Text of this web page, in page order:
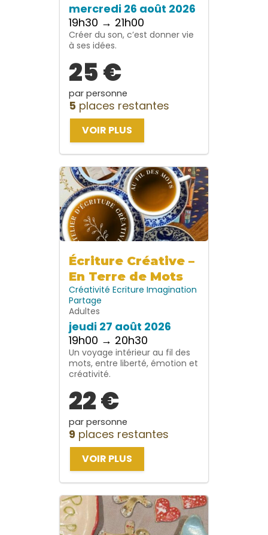
mercredi 26 août 2026
19h30 → 21h00
Créer du son, c’est donner vie
à ses idées.
25 €
par personne
5 places restantes
VOIR PLUS
Écriture Créative –
En Terre de Mots
Créativité Ecriture Imagination
Partage
Adultes
jeudi 27 août 2026
19h00 → 20h30
Un voyage intérieur au fil des
mots, entre liberté, émotion et
créativité.
22 €
par personne
9 places restantes
VOIR PLUS